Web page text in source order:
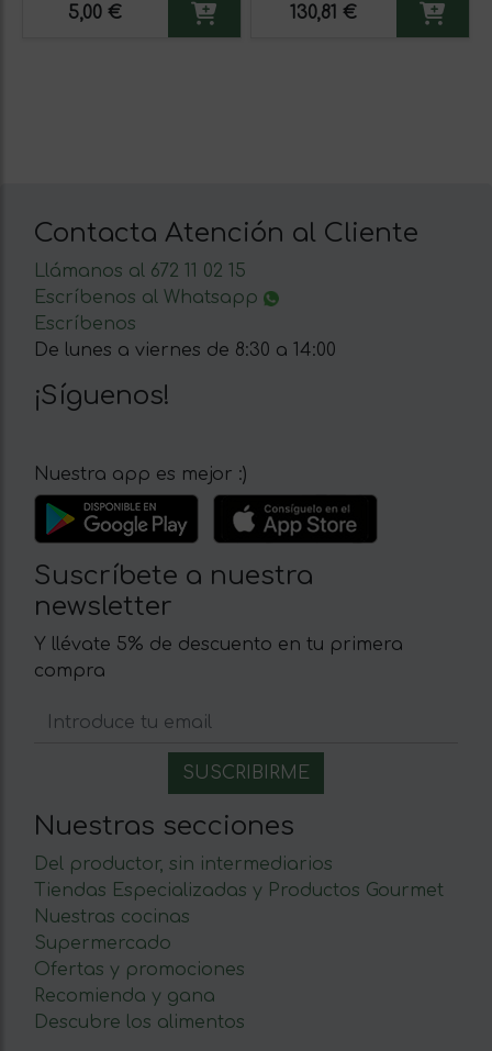
5,00 € 130,81 €
Contacta Atención al Cliente
Llámanos al 672 11 02 15
Escríbenos al Whatsapp
Escríbenos
De lunes a viernes de 8:30 a 14:00
¡Síguenos!
Nuestra app es mejor :)
Suscríbete a nuestra
newsletter
Y llévate 5% de descuento en tu primera
compra
Nuestras secciones
Del productor, sin intermediarios
Tiendas Especializadas y Productos Gourmet
Nuestras cocinas
Supermercado
Ofertas y promociones
Recomienda y gana
Descubre los alimentos